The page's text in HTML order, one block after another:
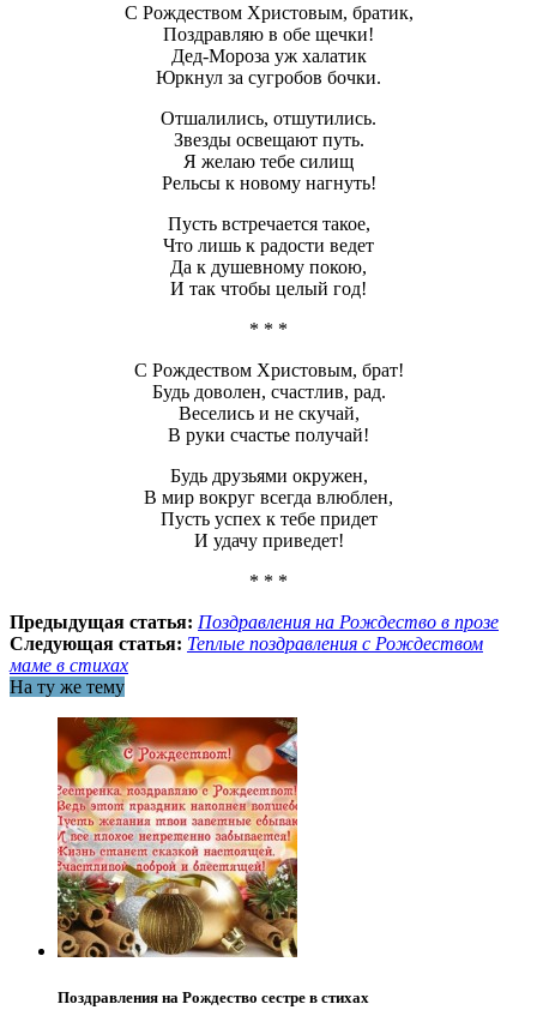
С Рождеством Христовым, братик,
Поздравляю в обе щечки!
Дед-Мороза уж халатик
Юркнул за сугробов бочки.
Отшалились, отшутились.
Звезды освещают путь.
Я желаю тебе силищ
Рельсы к новому нагнуть!
Пусть встречается такое,
Что лишь к радости ведет
Да к душевному покою,
И так чтобы целый год!
* * *
С Рождеством Христовым, брат!
Будь доволен, счастлив, рад.
Веселись и не скучай,
В руки счастье получай!
Будь друзьями окружен,
В мир вокруг всегда влюблен,
Пусть успех к тебе придет
И удачу приведет!
* * *
Предыдущая статья: Поздравления на Рождество в прозе
Следующая статья: Теплые поздравления с Рождеством
маме в стихах
На ту же тему
Поздравления на Рождество сестре в стихах